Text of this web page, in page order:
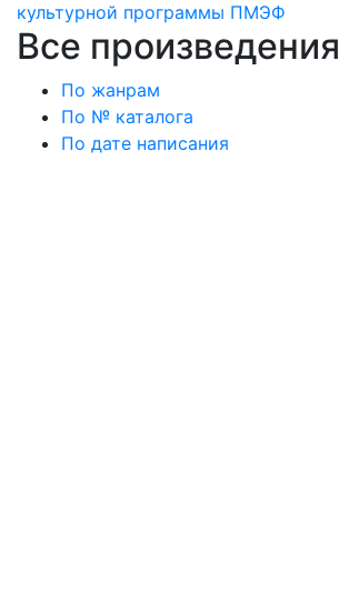
культурной программы ПМЭФ
Все произведения
По жанрам
По № каталога
По дате написания